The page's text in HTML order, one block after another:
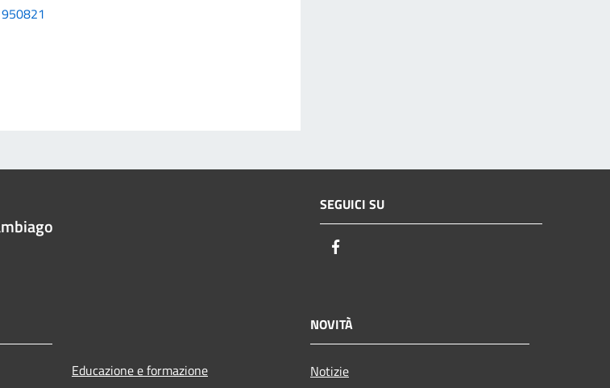
SEGUICI SU
Educazione e formazione
NOVITÀ
Notizie